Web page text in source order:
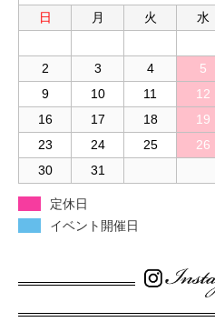
日
月 火 水
2
3 4 5
9
10 11 12
16
17 18 19
23
24 25 26
30
31
定休日
イベント開催日